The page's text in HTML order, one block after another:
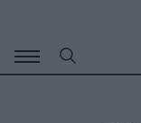
περιεχόμενο